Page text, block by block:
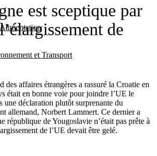
et Transport
est sceptique par
de
des affaires étrangères a rassuré la Croatie en
était en bonne voie pour joindre l’UE le
une déclaration plutôt surprenante du
allemand, Norbert Lammert. Ce dernier a
république de Yougoslavie n’était pas prête à
de l’UE devait être gelé.